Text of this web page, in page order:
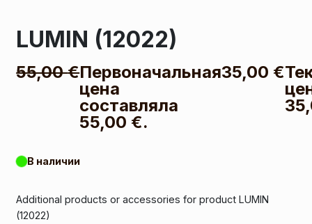
LUMIN (12022)
55,00€Первоначальная
цена
составляла
55,00 €.
35,00 €
В наличии
Additional products or accessories for product LUMIN
(12022)